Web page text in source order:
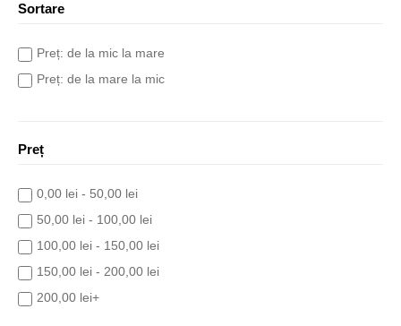
Sortare
Preț: de la mic la mare
Preț: de la mare la mic
Preț
0,00 lei - 50,00 lei
50,00 lei - 100,00 lei
100,00 lei - 150,00 lei
150,00 lei - 200,00 lei
200,00 lei+